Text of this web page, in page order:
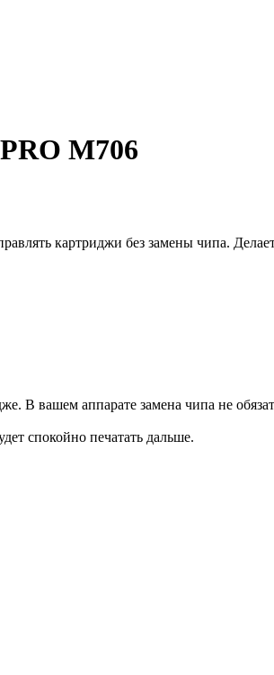
M706
картриджи без замены чипа.
В вашем аппарате замена чипа не
спокойно печатать дальше.